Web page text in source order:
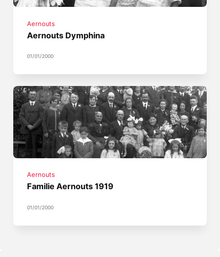
Aernouts
Aernouts Dymphina
01/01/2000
Aernouts
Familie Aernouts 1919
01/01/2000